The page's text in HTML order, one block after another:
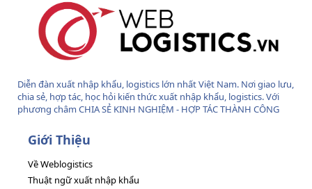
Diễn đàn xuất nhập khẩu, logistics lớn nhất Việt Nam. Nơi giao lưu,
chia sẻ, hợp tác, học hỏi kiến thức xuất nhập khẩu, logistics. Với
phương châm CHIA SẺ KINH NGHIỆM - HỢP TÁC THÀNH CÔNG
Giới Thiệu
Về Weblogistics
Thuật ngữ xuất nhập khẩu